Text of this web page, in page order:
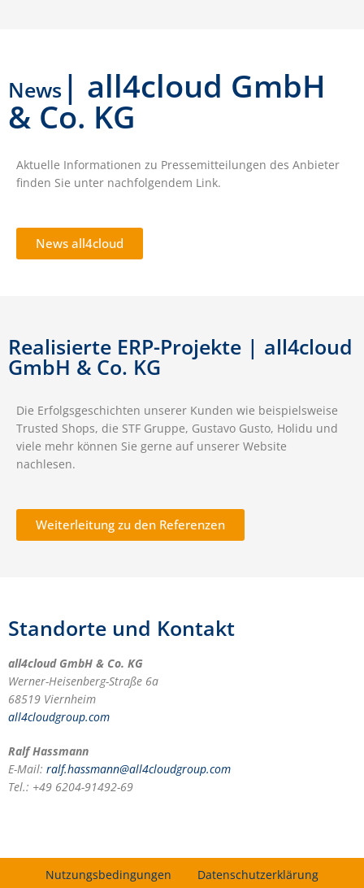
News | all4cloud GmbH
& Co. KG
Aktuelle Informationen zu Pressemitteilungen des Anbieter
finden Sie unter nachfolgendem Link.
News all4cloud
Realisierte ERP-Projekte | all4cloud
GmbH & Co. KG
Die Erfolgsgeschichten unserer Kunden wie beispielsweise
Trusted Shops, die STF Gruppe, Gustavo Gusto, Holidu und
viele mehr können Sie gerne auf unserer Website
nachlesen.
Weiterleitung zu den Referenzen
Standorte und Kontakt
all4cloud GmbH & Co. KG
Werner-Heisenberg-Straße 6a
68519 Viernheim
all4cloudgroup.com
Ralf Hassmann
E-Mail: ralf.hassmann@all4cloudgroup.com
Tel.: +49 6204-91492-69
Nutzungsbedingungen
Datenschutzerklärung